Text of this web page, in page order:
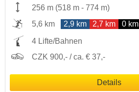
256 m (518 m - 774 m)
5,6 km
2,9 km 2,7 km 0 km
4 Lifte/Bahnen
CZK 900,- / ca. € 37,-
Details